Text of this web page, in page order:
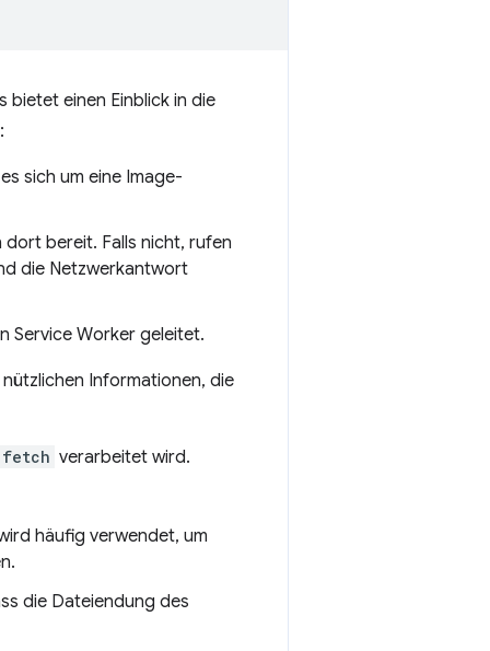
bietet einen Einblick in die
sich um eine Image-
dort bereit. Falls nicht, rufen
die Netzwerkantwort
Service Worker geleitet.
Informationen, die
fetch verarbeitet wird.
häufig verwendet, um
die Dateiendung des